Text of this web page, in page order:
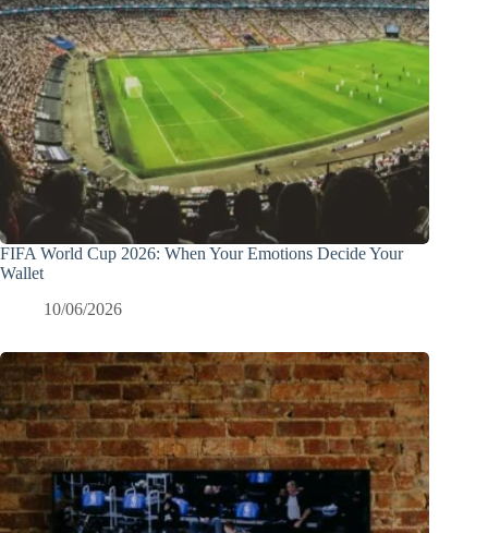
FIFA World Cup 2026: When Your Emotions Decide Your
Wallet
10/06/2026